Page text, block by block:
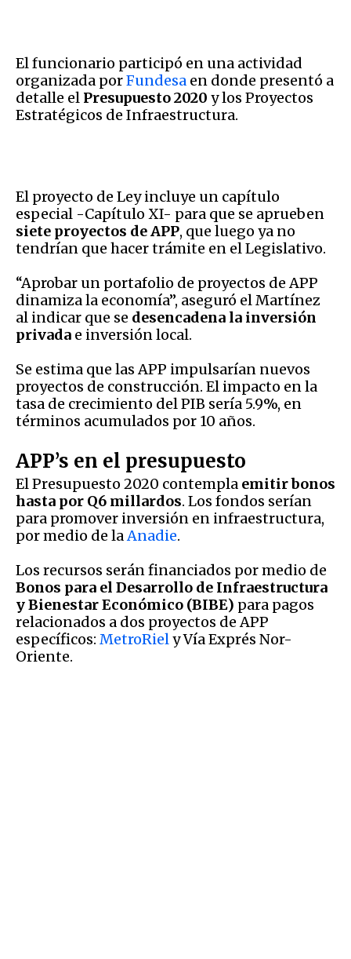
El funcionario participó en una actividad
organizada porFundesa en donde presentó a
detalle el Presupuesto 2020 y los Proyectos
Estratégicos de Infraestructura.
El proyecto de Ley incluye un capítulo
especial -Capítulo XI- para que se aprueben
siete proyectos de APP, que luego ya no
tendrían que hacer trámite en el Legislativo.
“Aprobar un portafolio de proyectos de APP
dinamiza la economía”, aseguró el Martínez
al indicar que se desencadena la inversión
privada e inversión local.
Se estima que las APP impulsarían nuevos
proyectos de construcción. El impacto en la
tasa de crecimiento del PIB sería 5.9%, en
términos acumulados por 10 años.
APP’s en el presupuesto
El Presupuesto 2020 contempla emitir bonos
hasta por Q6 millardos. Los fondos serían
para promover inversión en infraestructura,
por medio de la Anadie.
Los recursos serán financiados por medio de
Bonos para el Desarrollo de Infraestructura
y Bienestar Económico (BIBE) para pagos
relacionados a dos proyectos de APP
específicos: MetroRiel y Vía Exprés Nor-
Oriente.